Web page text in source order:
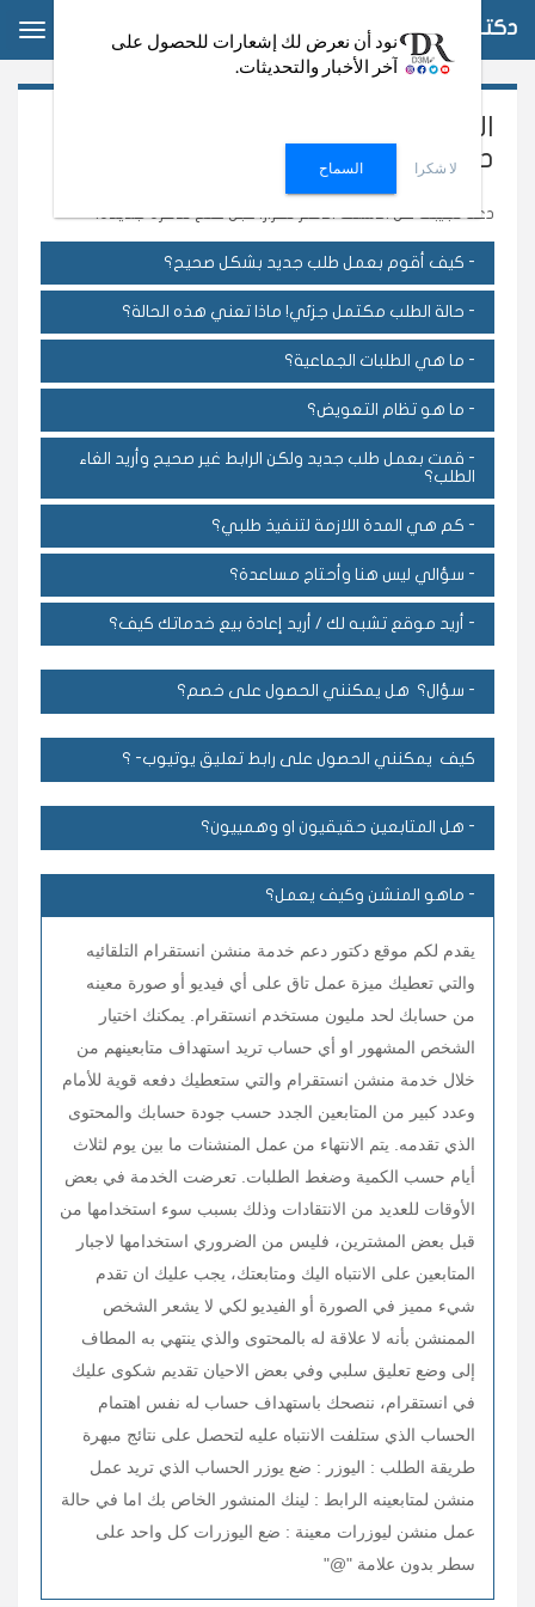
دكتور دعم
الأسئلة الشائعة حول خدمات دكتور
دعم – DrD3M
دعنا نجيبك عن الأسئلة الأكثر تكراراً قبل فتح تذكره جديدة.
- كيف أقوم بعمل طلب جديد بشكل صحيح؟
- حالة الطلب مكتمل جزئي! ماذا تعني هذه الحالة؟
- ما هي الطلبات الجماعية؟
- ما هو تظام التعويض؟
- قمت بعمل طلب جديد ولكن الرابط غير صحيح وأريد الغاء
الطلب؟
- كم هي المدة اللازمة لتنفيذ طلبي؟
- سؤالي ليس هنا وأحتاج مساعدة؟
- أريد موقع تشبه لك / أريد إعادة بيع خدماتك كيف؟
- سؤال؟ هل يمكنني الحصول على خصم؟
كيف يمكنني الحصول على رابط تعليق يوتيوب- ؟
- هل المتابعين حقيقيون او وهمييون؟
- ماهو المنشن وكيف يعمل؟
يقدم لكم موقع دكتور دعم خدمة منشن انستقرام التلقائيه
والتي تعطيك ميزة عمل تاق على أي فيديو أو صورة معينه
من حسابك لحد مليون مستخدم انستقرام. يمكنك اختيار
الشخص المشهور او أي حساب تريد استهداف متابعينهم من
خلال خدمة منشن انستقرام والتي ستعطيك دفعه قوية للأمام
وعدد كبير من المتابعين الجدد حسب جودة حسابك والمحتوى
الذي تقدمه. يتم الانتهاء من عمل المنشنات ما بين يوم لثلاث
أيام حسب الكمية وضغط الطلبات. تعرضت الخدمة في بعض
الأوقات للعديد من الانتقادات وذلك بسبب سوء استخدامها من
قبل بعض المشترين، فليس من الضروري استخدامها لاجبار
المتابعين على الانتباه اليك ومتابعتك، يجب عليك ان تقدم
شيء مميز في الصورة أو الفيديو لكي لا يشعر الشخص
الممنشن بأنه لا علاقة له بالمحتوى والذي ينتهي به المطاف
إلى وضع تعليق سلبي وفي بعض الاحيان تقديم شكوى عليك
في انستقرام، ننصحك باستهداف حساب له نفس اهتمام
الحساب الذي ستلفت الانتباه عليه لتحصل على نتائج مبهرة
طريقة الطلب : اليوزر : ضع يوزر الحساب الذي تريد عمل
منشن لمتابعينه الرابط : لينك المنشور الخاص بك اما في حالة
عمل منشن ليوزرات معينة : ضع اليوزرات كل واحد على
سطر بدون علامة "@"
نود أن نعرض لك إشعارات للحصول على
آخر الأخبار والتحديثات.
لا شكرا السماح